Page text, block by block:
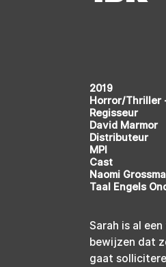
2019
Horror/Thriller
Regisseur
David Marmor
Distributeur
MPI
Cast
Naomi
Taal Engels
Sarah is al
bewijzen dat
gaat